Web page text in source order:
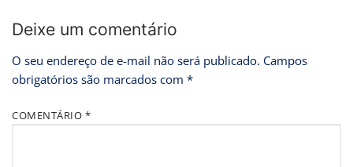
Deixe um comentário
O seu endereço de e-mail não será publicado. Campos
obrigatórios são marcados com *
COMENTÁRIO *